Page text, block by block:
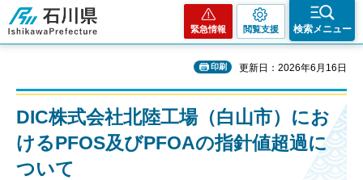
石川県
緊急情報 閲覧支援 検索メニュー
印刷 更新日：2026年6月16日
DIC株式会社北陸工場（白山市）にお
けるPFOS及びPFOAの指針値超過に
ついて